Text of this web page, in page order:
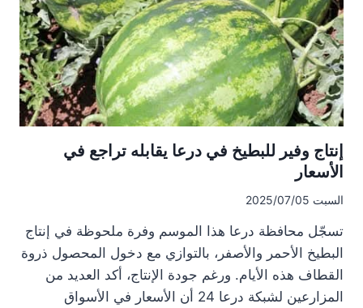
حماة
الغربي
إنتاج وفير للبطيخ في درعا يقابله تراجع في
الأسعار
السبت 2025/07/05
تسجّل محافظة درعا هذا الموسم وفرة ملحوظة في إنتاج
البطيخ الأحمر والأصفر، بالتوازي مع دخول المحصول ذروة
القطاف هذه الأيام. ورغم جودة الإنتاج، أكد العديد من
المزارعين لشبكة درعا 24 أن الأسعار في الأسواق